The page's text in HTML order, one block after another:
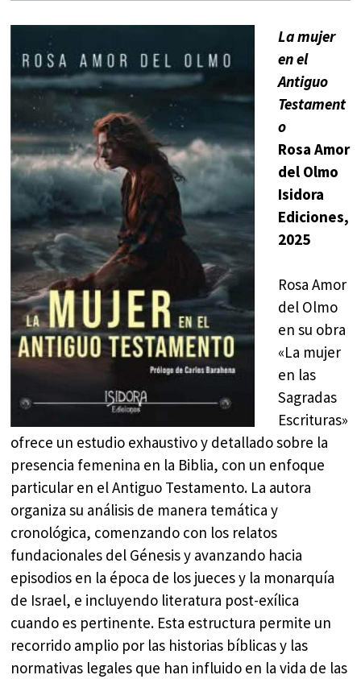
La mujer
en el
Antiguo
Testament
o
Rosa Amor
del Olmo
Isidora
Ediciones,
2025
Rosa Amor
del Olmo
en su obra
«La mujer
en las
Sagradas
Escrituras»
ofrece un estudio exhaustivo y detallado sobre la
presencia femenina en la Biblia, con un enfoque
particular en el Antiguo Testamento. La autora
organiza su análisis de manera temática y
cronológica, comenzando con los relatos
fundacionales del Génesis y avanzando hacia
episodios en la época de los jueces y la monarquía
de Israel, e incluyendo literatura post-exílica
cuando es pertinente. Esta estructura permite un
recorrido amplio por las historias bíblicas y las
normativas legales que han influido en la vida de las